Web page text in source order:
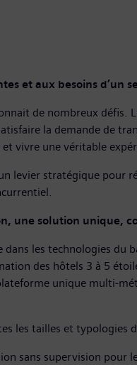
et aux besoins d’un
de nombreux défis.
la demande de
vivre une véritable
levier stratégique pour
une solution unique,
dans les technologies du
des hôtels 3 à 5
unique multi-
les tailles et typologies
sans supervision pour